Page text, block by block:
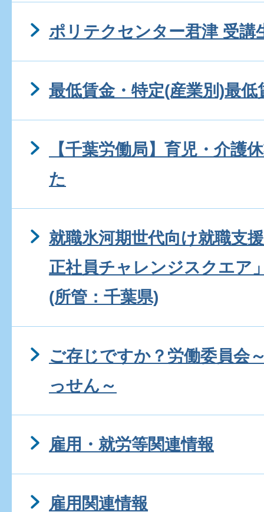
ポリテクセンター君津 受講
最低賃金・特定(産業別)最低
【千葉労働局】育児・介護
た
就職氷河期世代向け就職支
正社員チャレンジスクエア
(所管：千葉県)
ご存じですか？労働委員会
っせん～
雇用・就労等関連情報
雇用関連情報